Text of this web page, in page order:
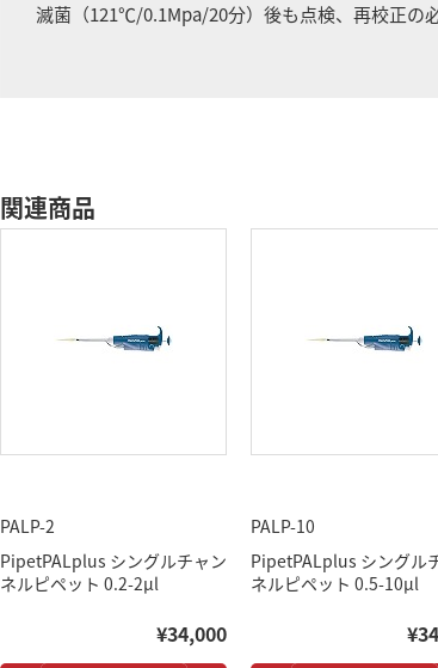
滅菌（121℃/0.1Mpa/20分）後も点検、再校正の
関連商品
PALP-2
PipetPALplus シングルチャン
ネルピペット 0.2-2μl
¥34,000
PALP-10
PipetPALplus シングル
ネルピペット 0.5-10μl